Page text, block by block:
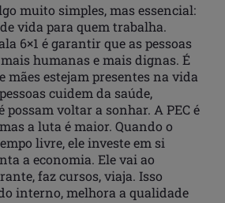
muito simples, mas essencial:
vida para quem trabalha.
6×1 é garantir que as pessoas
humanas e mais dignas. É
mães estejam presentes na vida
cuidem da saúde,
possam voltar a sonhar. A PEC é
a luta é maior. Quando o
livre, ele investe em si
a economia. Ele vai ao
faz cursos, viaja. Isso
interno, melhora a qualidade